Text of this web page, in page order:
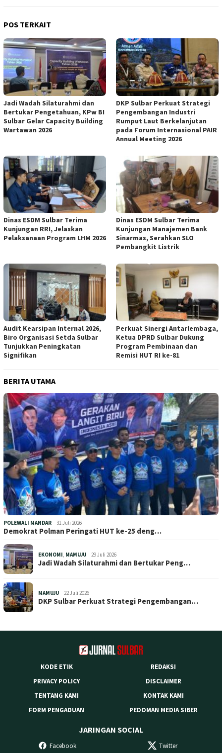
POS TERKAIT
Jadi Wadah Silaturahmi dan
Bertukar Pengetahuan, KPw BI
Sulbar Gelar Capacity Building
Wartawan 2026
DKP Sulbar Perkuat Strategi
Pengembangan Industri
Rumput Laut Berkelanjutan
pada Forum Internasional PAIR
Annual Meeting 2026
Dinas ESDM Sulbar Terima
Kunjungan RRI, Jelaskan
Pelaksanaan Program LHM 2026
Dinas ESDM Sulbar Terima
Kunjungan Manajemen Bank
Sinarmas, Serahkan SLO
Pembangkit Listrik
Audit Kearsipan Internal 2026,
Biro Organisasi Setda Sulbar
Tunjukkan Peningkatan
Signifikan
Perkuat Sinergi Antarlembaga,
Ketua DPRD Sulbar Dukung
Program Pembinaan dan
Remisi HUT RI ke-81
BERITA UTAMA
POLEWALI MANDAR 31 Juli 2026
Demokrat Polman Peringati HUT ke-25 deng…
EKONOMI, MAMUJU 29 Juli 2026
Jadi Wadah Silaturahmi dan Bertukar Peng…
MAMUJU 22 Juli 2026
DKP Sulbar Perkuat Strategi Pengembangan…
KODE ETIK
REDAKSI
PRIVACY POLICY
DISCLAIMER
TENTANG KAMI
KONTAK KAMI
FORM PENGADUAN
PEDOMAN MEDIA SIBER
JARINGAN SOCIAL
Facebook Twitter